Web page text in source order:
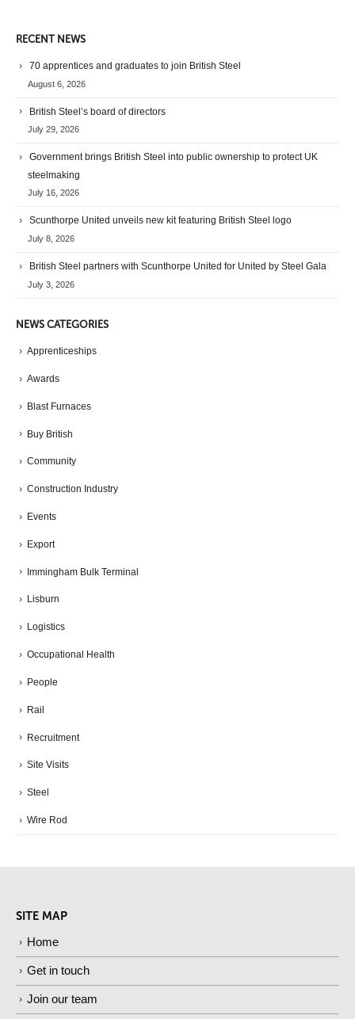
RECENT NEWS
70 apprentices and graduates to join British Steel
August 6, 2026
British Steel’s board of directors
July 29, 2026
Government brings British Steel into public ownership to protect UK
steelmaking
July 16, 2026
Scunthorpe United unveils new kit featuring British Steel logo
July 8, 2026
British Steel partners with Scunthorpe United for United by Steel Gala
July 3, 2026
NEWS CATEGORIES
Apprenticeships
Awards
Blast Furnaces
Buy British
Community
Construction Industry
Events
Export
Immingham Bulk Terminal
Lisburn
Logistics
Occupational Health
People
Rail
Recruitment
Site Visits
Steel
Wire Rod
SITE MAP
Home
Get in touch
Join our team